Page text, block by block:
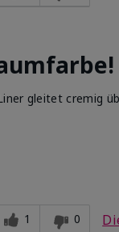
gleitet cremig
1 0